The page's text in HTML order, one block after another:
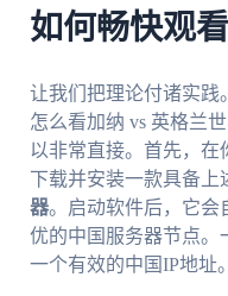
如何畅快观看
让我们把理论付诸实践
怎么看加纳 vs 英格兰
以非常直接。首先，在
下载并安装一款具备上
器。启动软件后，它会
优的中国服务器节点。
一个有效的中国IP地址。